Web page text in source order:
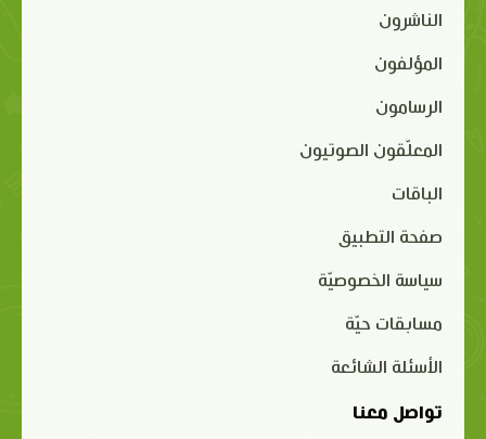
الناشرون
المؤلفون
الرسامون
المعلّقون الصوتيون
الباقات
صفحة التطبيق
سياسة الخصوصيّة
مسابقات حيّة
الأسئلة الشائعة
تواصل معنا